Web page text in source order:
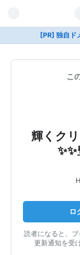
[PR] 独自ド
こ
輝くク
ロ
読者になると、ブ
更新通知を受